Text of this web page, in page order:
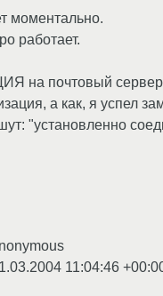
моментально.
работает.
на почтовый сервер
а как, я успел
"установленно
11:04:46